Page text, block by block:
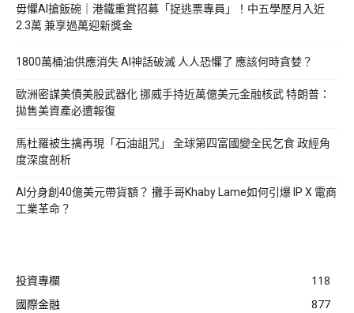
毋懼AI搶飯碗｜港鐵重賞招募「捉逃票專員」！中五學歷月入近
2.3萬 兼享過萬迎新獎金
1800萬桶油供應消失 AI神話破滅 人人恐懼了 應該何時貪婪？
歐洲密謀美債美股武器化 挪威手持近萬億美元金融核武 特朗普：
拋售美資產必遭報復
馬杜羅被生擒再現「石油詛咒」 全球第四富國變全民乞食 政經角
度深度剖析
AI分身創40億美元帶貨額？ 攤手哥Khaby Lame如何引爆 IP X 電商
工業革命？
投資專欄
118
國際金融
877